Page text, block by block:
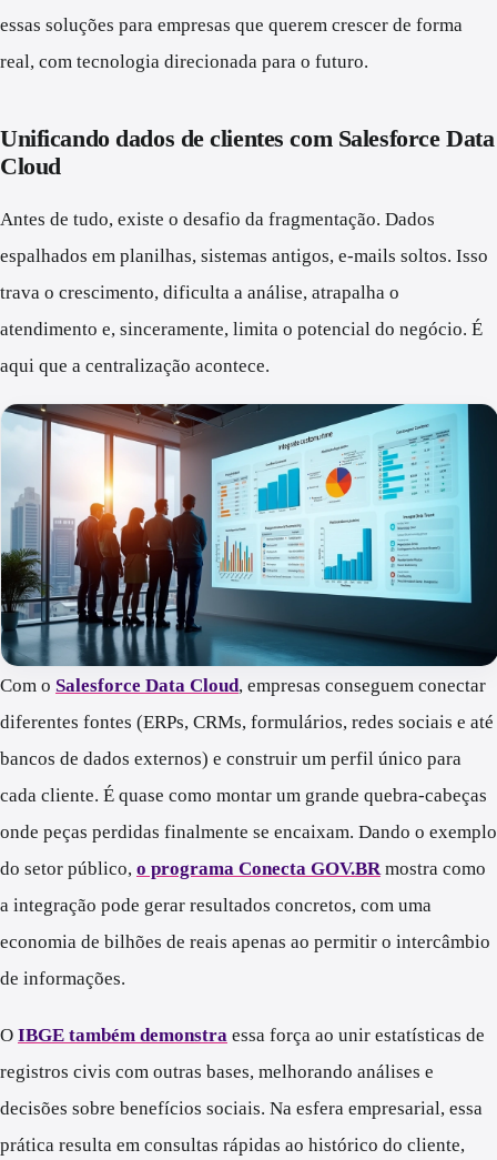
essas soluções para empresas que querem crescer de forma
real, com tecnologia direcionada para o futuro.
Unificando dados de clientes com Salesforce Data
Cloud
Antes de tudo, existe o desafio da fragmentação. Dados
espalhados em planilhas, sistemas antigos, e-mails soltos. Isso
trava o crescimento, dificulta a análise, atrapalha o
atendimento e, sinceramente, limita o potencial do negócio. É
aqui que a centralização acontece.
Com o Salesforce Data Cloud, empresas conseguem conectar
diferentes fontes (ERPs, CRMs, formulários, redes sociais e até
bancos de dados externos) e construir um perfil único para
cada cliente. É quase como montar um grande quebra-cabeças
onde peças perdidas finalmente se encaixam. Dando o exemplo
do setor público, o programa Conecta GOV.BRmostra como
a integração pode gerar resultados concretos, com uma
economia de bilhões de reais apenas ao permitir o intercâmbio
de informações.
O IBGE também demonstra essa força ao unir estatísticas de
registros civis com outras bases, melhorando análises e
decisões sobre benefícios sociais. Na esfera empresarial, essa
prática resulta em consultas rápidas ao histórico do cliente,